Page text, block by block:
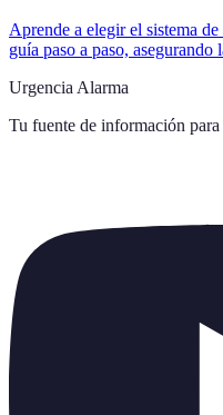
Aprende a elegir el sistema
guía paso a paso, asegurando
Urgencia Alarma
Tu fuente de información para